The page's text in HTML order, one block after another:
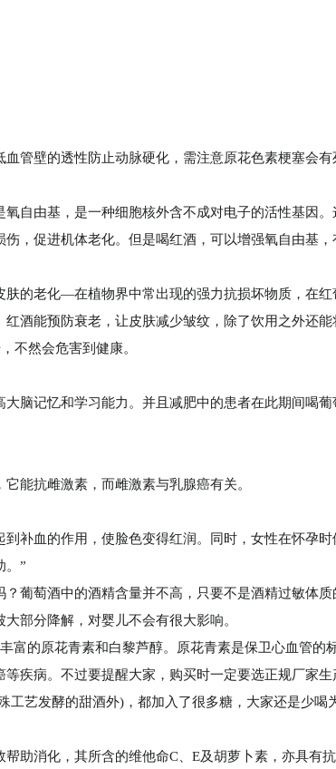
管壁的透性防止动脉硬化，需注意原花色素梗塞会有
自由基，是一种细胞核外含不成对电子的活性基因
，促进机体老化。但是喝红酒，可以增强氧自由基，
的老化—在植物界中常出现的强力抗损坏物质，在
酒能预防衰老，让皮肤减少皱纹，除了饮用之外还
不然会危害到健康。
脑记忆和学习能力。并且减肥中的患者在此期间喝
能抗雌激素，而雌激素与乳腺癌有关。
补血的作用，使脸色变得红润。同时，女性在怀孕
。”
葡萄酒中的酒精含量并不高，只要不是酒精过敏体
部分降解，对婴儿不会有很大影响。
富的原花青素和白黎芦醇。原花青素是保卫心血管
疾病。不过要提醒大家，购买时一定要选正规厂家
艺发酵的甜酒外)，都加入了很多糖，大家还是少喝
助消化，其所含的维他命C、E及胡萝卜素，亦具有